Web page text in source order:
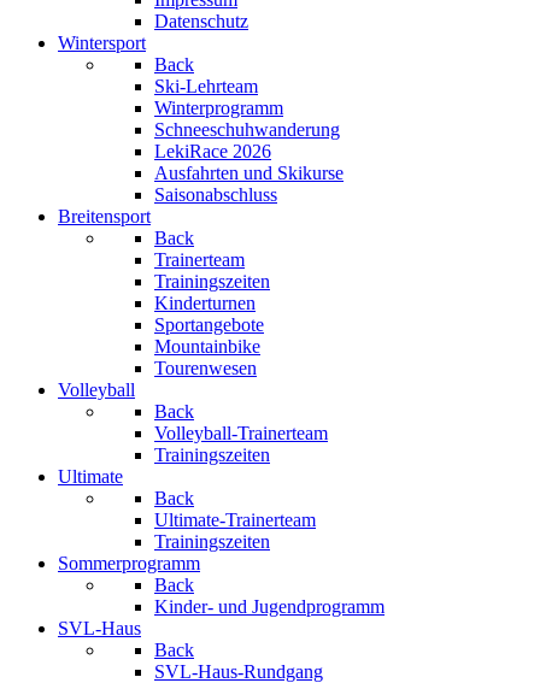
Datenschutz
Wintersport
Back
Ski-Lehrteam
Winterprogramm
Schneeschuhwanderung
LekiRace 2026
Ausfahrten und Skikurse
Saisonabschluss
Breitensport
Back
Trainerteam
Trainingszeiten
Kinderturnen
Sportangebote
Mountainbike
Tourenwesen
Volleyball
Back
Volleyball-Trainerteam
Trainingszeiten
Ultimate
Back
Ultimate-Trainerteam
Trainingszeiten
Sommerprogramm
Back
Kinder- und Jugendprogramm
SVL-Haus
Back
SVL-Haus-Rundgang